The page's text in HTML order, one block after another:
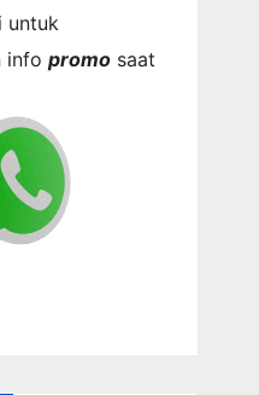
untuk
info promosaat